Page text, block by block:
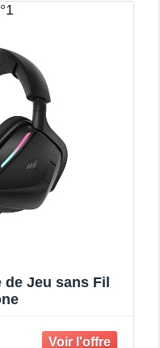
de Jeu sans Fil